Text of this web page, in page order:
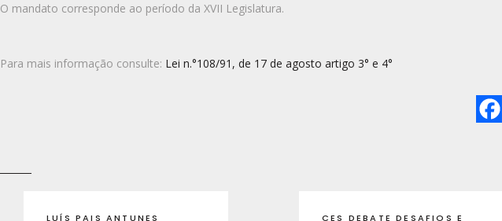
O mandato corresponde ao período da XVII Legislatura.
Para mais informação consulte: Lei n.°108/91, de 17 de agosto artigo 3° e 4°
LUÍS PAIS ANTUNES
CES DEBATE DESAFIOS E